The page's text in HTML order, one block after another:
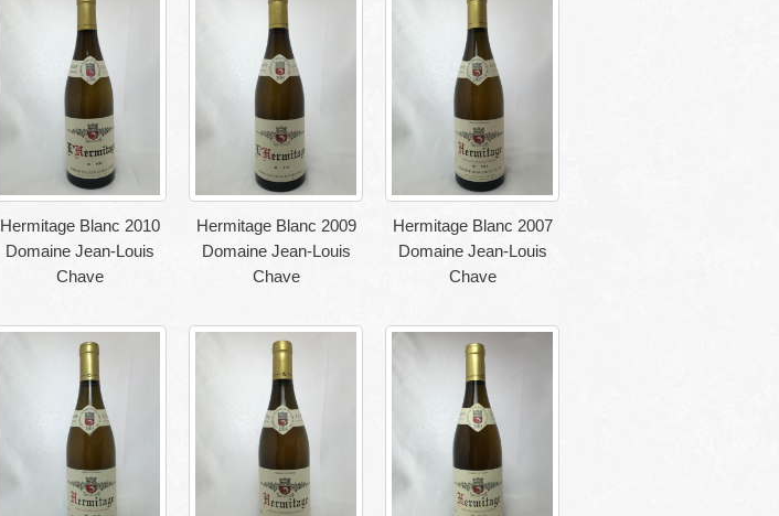
Hermitage Blanc 2010
Domaine Jean-Louis
Chave
Hermitage Blanc 2009
Domaine Jean-Louis
Chave
Hermitage Blanc 2007
Domaine Jean-Louis
Chave